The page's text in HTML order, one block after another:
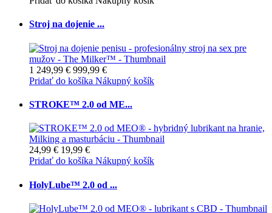
Stroj na dojenie ...
1 249,99 € 999,99 €
Pridať do košíka Nákupný košík
STROKE™ 2.0 od ME...
24,99 € 19,99 €
Pridať do košíka Nákupný košík
HolyLube™ 2.0 od ...